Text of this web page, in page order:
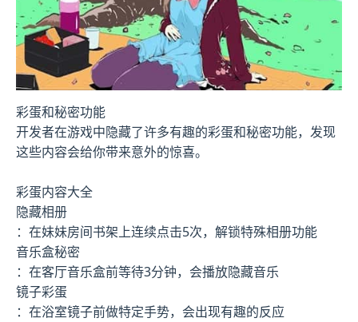
彩蛋和秘密功能
开发者在游戏中隐藏了许多有趣的彩蛋和秘密功能，发现
这些内容会给你带来意外的惊喜。
彩蛋内容大全
隐藏相册
：在妹妹房间书架上连续点击5次，解锁特殊相册功能
音乐盒秘密
：在客厅音乐盒前等待3分钟，会播放隐藏音乐
镜子彩蛋
：在浴室镜子前做特定手势，会出现有趣的反应